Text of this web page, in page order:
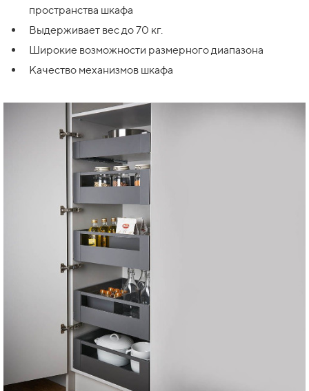
пространства шкафа
Выдерживает вес до 70 кг.
Широкие возможности размерного диапазона
Качество механизмов шкафа